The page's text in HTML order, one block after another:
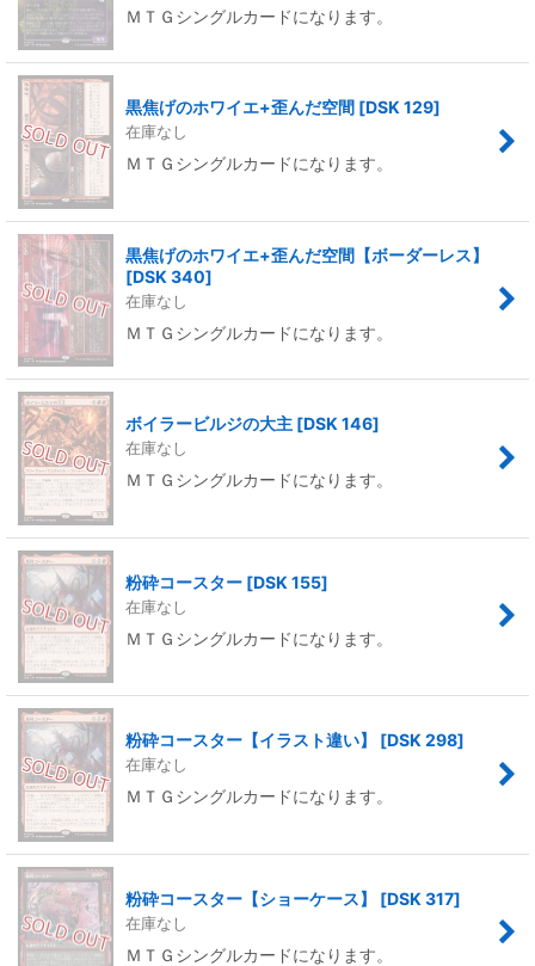
ＭＴＧシングルカードになります。
黒焦げのホワイエ+歪んだ空間 [DSK 129]
在庫なし
ＭＴＧシングルカードになります。
黒焦げのホワイエ+歪んだ空間【ボーダーレス】
[DSK 340]
在庫なし
ＭＴＧシングルカードになります。
ボイラービルジの大主 [DSK 146]
在庫なし
ＭＴＧシングルカードになります。
粉砕コースター [DSK 155]
在庫なし
ＭＴＧシングルカードになります。
粉砕コースター【イラスト違い】 [DSK 298]
在庫なし
ＭＴＧシングルカードになります。
粉砕コースター【ショーケース】 [DSK 317]
在庫なし
ＭＴＧシングルカードになります。